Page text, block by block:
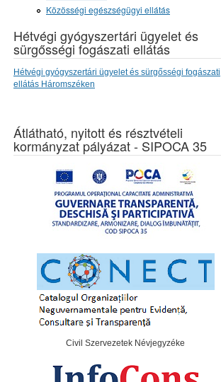
Közösségi egészségügyi ellátás
Hétvégi gyógyszertári ügyelet és
sürgősségi fogászati ellátás
Hétvégi gyógyszertári ügyelet és sürgősségi fogászati
ellátás Háromszéken
Átlátható, nyitott és résztvételi
kormányzat pályázat - SIPOCA 35
Civil Szervezetek Névjegyzéke